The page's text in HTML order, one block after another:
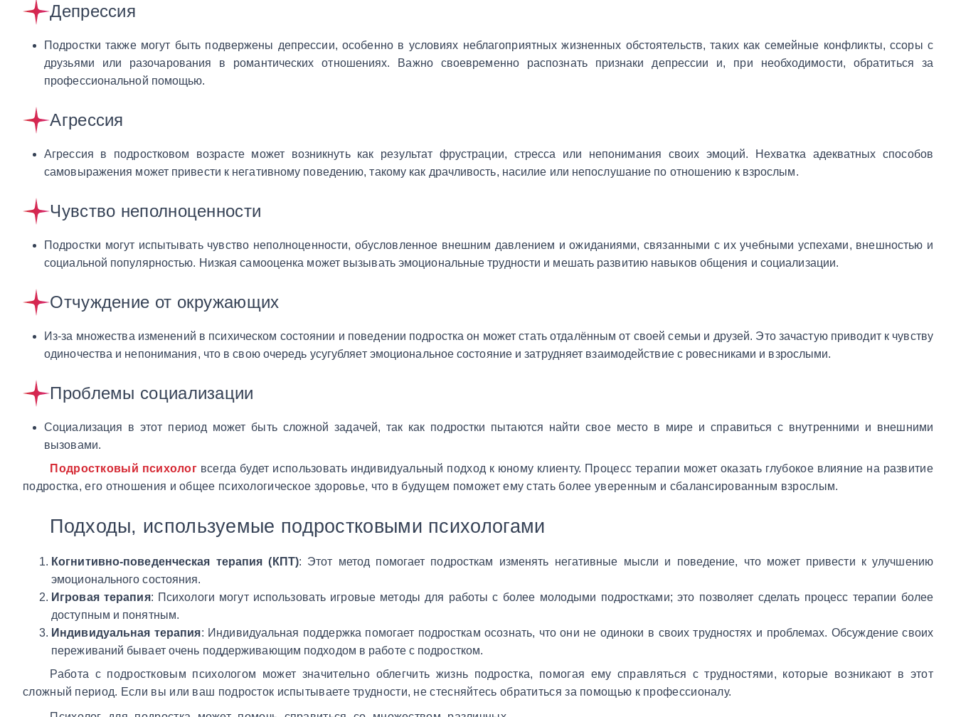
Депрессия
Подростки также могут быть подвержены депрессии, особенно в условиях неблагоприятных жизненных обстоятельств, таких как семейные конфликты, ссоры с
друзьями или разочарования в романтических отношениях. Важно своевременно распознать признаки депрессии и, при необходимости, обратиться за
профессиональной помощью.
Агрессия
Агрессия в подростковом возрасте может возникнуть как результат фрустрации, стресса или непонимания своих эмоций. Нехватка адекватных способов
самовыражения может привести к негативному поведению, такому как драчливость, насилие или непослушание по отношению к взрослым.
Чувство неполноценности
Подростки могут испытывать чувство неполноценности, обусловленное внешним давлением и ожиданиями, связанными с их учебными успехами, внешностью и
социальной популярностью. Низкая самооценка может вызывать эмоциональные трудности и мешать развитию навыков общения и социализации.
Отчуждение от окружающих
Из-за множества изменений в психическом состоянии и поведении подростка он может стать отдалённым от своей семьи и друзей. Это зачастую приводит к чувству
одиночества и непонимания, что в свою очередь усугубляет эмоциональное состояние и затрудняет взаимодействие с ровесниками и взрослыми.
Проблемы социализации
Социализация в этот период может быть сложной задачей, так как подростки пытаются найти свое место в мире и справиться с внутренними и внешними
вызовами.
Подростковый психолог всегда будет использовать индивидуальный подход к юному клиенту. Процесс терапии может оказать глубокое влияние на развитие
подростка, его отношения и общее психологическое здоровье, что в будущем поможет ему стать более уверенным и сбалансированным взрослым.
Подходы, используемые подростковыми психологами
Когнитивно-поведенческая терапия (КПТ): Этот метод помогает подросткам изменять негативные мысли и поведение, что может привести к улучшению
эмоционального состояния.
Игровая терапия: Психологи могут использовать игровые методы для работы с более молодыми подростками; это позволяет сделать процесс терапии более
доступным и понятным.
Индивидуальная терапия: Индивидуальная поддержка помогает подросткам осознать, что они не одиноки в своих трудностях и проблемах. Обсуждение своих
переживаний бывает очень поддерживающим подходом в работе с подростком.
Работа с подростковым психологом может значительно облегчить жизнь подростка, помогая ему справляться с трудностями, которые возникают в этот
сложный период. Если вы или ваш подросток испытываете трудности, не стесняйтесь обратиться за помощью к профессионалу.